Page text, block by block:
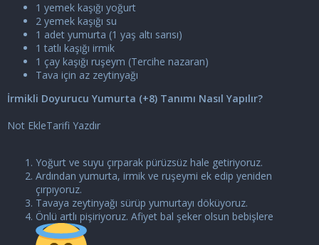
1 yemek kaşığı yoğurt
2 yemek kaşığı su
1 adet yumurta (1 yaş altı sarısı)
1 tatlı kaşığı irmik
1 çay kaşığı ruşeym (Tercihe nazaran)
Tava için az zeytinyağı
İrmikli Doyurucu Yumurta (+8) Tanımı Nasıl Yapılır?
Not EkleTarifi Yazdır
Yoğurt ve suyu çırparak pürüzsüz hale getiriyoruz.
Ardından yumurta, irmik ve ruşeymi ek edip yeniden
çırpıyoruz.
Tavaya zeytinyağı sürüp yumurtayı döküyoruz.
Önlü artlı pişiriyoruz. Afiyet bal şeker olsun bebişlere